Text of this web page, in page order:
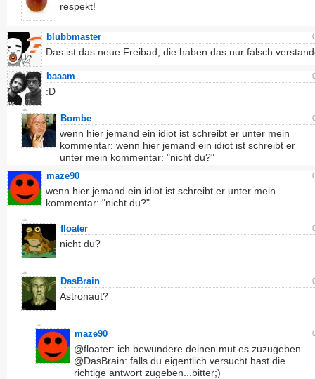
respekt!
blubbmaster
Das ist das neue Freibad, die haben das nur falsch
baaam
:D
Bombe
wenn hier jemand ein idiot ist schreibt er unter mein
kommentar: wenn hier jemand ein idiot ist schreibt er
unter mein kommentar: "nicht du?"
maze90
wenn hier jemand ein idiot ist schreibt er unter mein
kommentar: "nicht du?"
floater
nicht du?
DasBrain
Astronaut?
maze90
@floater: ich bewundere deinen mut es zuzugeben
@DasBrain: falls du eigentlich versucht hast die
richtige antwort zugeben...bitter;)